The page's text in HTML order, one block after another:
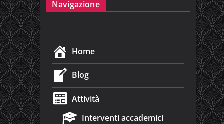
Navigazione
Home
Blog
Attività
Interventi accademici